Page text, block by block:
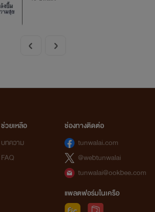
ช่วยเหลือ
บทความ
FAQ
ช่องทางติดต่อ
tunwalai.com
@webtunwalai
tunwalai@ookbee.com
แพลตฟอร์มในเครือ